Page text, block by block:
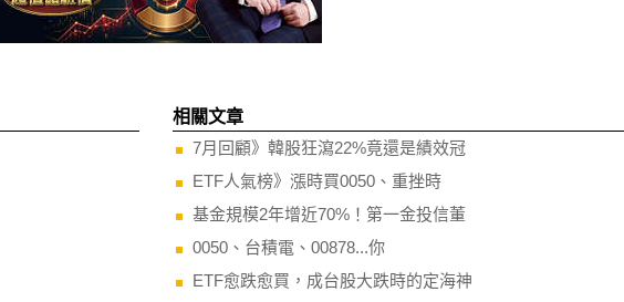
相關文章
7月回顧》韓股狂瀉22%竟還是績效冠
ETF人氣榜》漲時買0050、重挫時
基金規模2年增近70%！第一金投信董
0050、台積電、00878...你
ETF愈跌愈買，成台股大跌時的定海神